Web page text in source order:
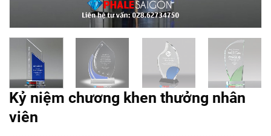
Kỷ niệm chương khen thưởng nhân
viên